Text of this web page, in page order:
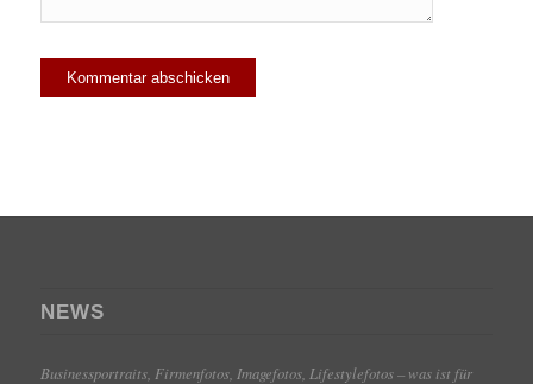
NEWS
Businessportraits, Firmenfotos, Imagefotos, Lifestylefotos – was ist für